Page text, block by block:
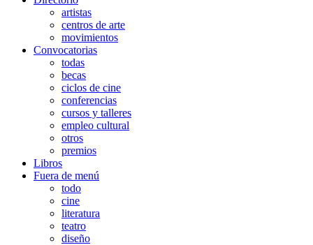
artistas
centros de arte
movimientos
Convocatorias
todas
becas
ciclos de cine
conferencias
cursos y talleres
empleo cultural
otros
premios
Libros
Fuera de menú
todo
cine
literatura
teatro
diseño